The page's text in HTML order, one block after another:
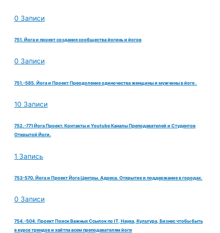
0 Записи
751. Йога и проект создания сообщества йогинь и йогов
0 Записи
751.-585. Йога и Проект Преодоление одиночества женщины и мужчины в йоге .
10 Записи
752.-771 Йога Проект. Контакты и Youtube Каналы Преподавателей и Студентов
Открытой Йоги.
1 Запись
753-570. Йога и Проект Йога Центры. Адреса. Открытие и поддержание в городах.
0 Записи
754.-504. Проект Поиск Важных Ссылок по IT, Наука, Культура, Бизнес чтобы быть
в курсе трендов и хайтпа всем преподавателям йоги